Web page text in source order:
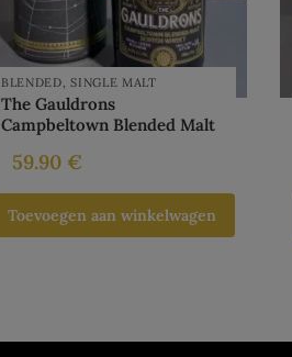
BLENDED ,SINGLE MALT
The Gauldrons
Campbeltown Blended Malt
59.90 €
Toevoegen aan winkelwagen